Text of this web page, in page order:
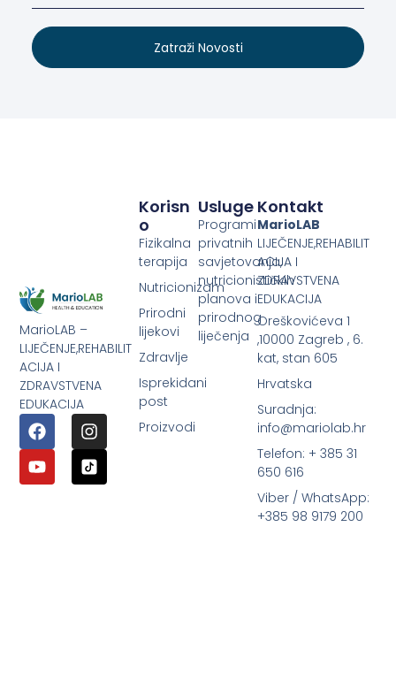
Zatraži Novosti
MarioLAB –
LIJEČENJE,REHABILIT
ACIJA I
ZDRAVSTVENA
EDUKACIJA
Usluge
Programi
privatnih
savjetovanja,
nutricionističkih
planova i
prirodnog
liječenja
Korisn
O
Fizikalna
terapija
Nutricionizam
Prirodni
lijekovi
Zdravlje
Isprekidani
post
Proizvodi
Kontakt
MarioLAB
LIJEČENJE,REHABILIT
ACIJA I
ZDRAVSTVENA
EDUKACIJA
Oreškovićeva 1
,10000 Zagreb , 6.
kat, stan 605
Hrvatska
Suradnja:
info@mariolab.hr
Telefon: + 385 31
650 616
Viber / WhatsApp:
+385 98 9179 200